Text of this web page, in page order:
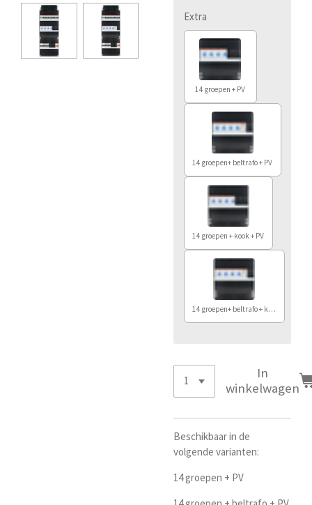
Extra
14 groepen + PV
14 groepen+ beltrafo + PV
14 groepen + kook + PV
14 groepen+ beltrafo + kook + PV
In
winkelwagen
Beschikbaar in de
volgende varianten:
14 groepen + PV